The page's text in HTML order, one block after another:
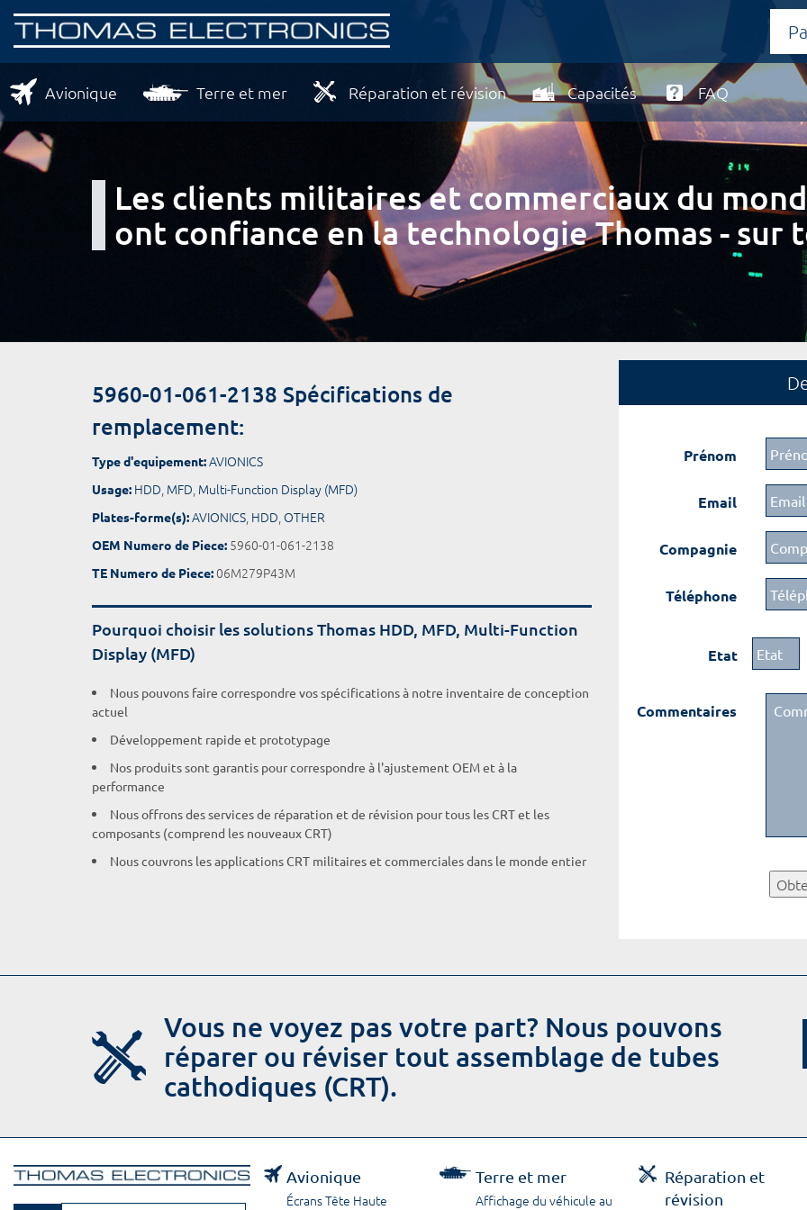
Avionique Terre et mer Réparation et révision Capacités FAQ
Les clients militaires et commerciaux du
ont confiance en la technologie Thomas - sur
5960-01-061-2138 Spécifications de
remplacement:
Type d'equipement:AVIONICS
Usage: HDD, MFD, Multi-Function Display (MFD)
Plates-forme(s):AVIONICS, HDD, OTHER
OEM Numero de Piece: 5960-01-061-2138
TE Numero de Piece:06M279P43M
Pourquoi choisir les solutions Thomas HDD, MFD, Multi-Function
Display (MFD)
Nous pouvons faire correspondre vos spécifications à notre inventaire de conception
actuel
Développement rapide et prototypage
Nos produits sont garantis pour correspondre à l'ajustement OEM et à la
performance
Nous offrons des services de réparation et de révision pour tous les CRT et les
composants (comprend les nouveaux CRT)
Nous couvrons les applications CRT militaires et commerciales dans le monde entier
Prénom
Email
Compagnie
Téléphone
Etat
Commentaires
Vous ne voyez pas votre part? Nous pouvons
réparer ou réviser tout assemblage de tubes
cathodiques (CRT).
Avionique
Écrans Tête Haute
Terre et mer
Affichage du véhicule au
Réparation et
révision